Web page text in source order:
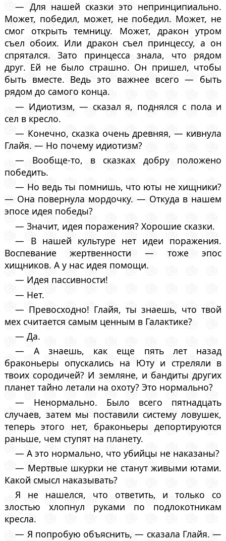
— Для нашей сказки это непринципиально.
Может, победил, может, не победил. Может, не
смог открыть темницу. Может, дракон утром
съел обоих. Или дракон съел принцессу, а он
спрятался. Зато принцесса знала, что рядом
друг. Ей не было страшно. Он пришел, чтобы
быть вместе. Ведь это важнее всего — быть
рядом до самого конца.
— Идиотизм, — сказал я, поднялся с пола и
сел в кресло.
— Конечно, сказка очень древняя, — кивнула
Глайя. — Но почему идиотизм?
— Вообще-то, в сказках добру положено
победить.
— Но ведь ты помнишь, что юты не хищники?
— Она повернула мордочку. — Откуда в нашем
эпосе идея победы?
— Значит, идея поражения? Хорошие сказки.
— В нашей культуре нет идеи поражения.
Воспевание жертвенности — тоже эпос
хищников. А у нас идея помощи.
— Идея пассивности!
— Нет.
— Превосходно! Глайя, ты знаешь, что твой
мех считается самым ценным в Галактике?
— Да.
— А знаешь, как еще пять лет назад
браконьеры опускались на Юту и стреляли в
твоих сородичей? И земляне, и бандиты других
планет тайно летали на охоту? Это нормально?
— Ненормально. Было всего пятнадцать
случаев, затем мы поставили систему ловушек,
теперь этого нет, браконьеры депортируются
раньше, чем ступят на планету.
— А это нормально, что убийцы не наказаны?
— Мертвые шкурки не станут живыми ютами.
Какой смысл наказывать?
Я не нашелся, что ответить, и только со
злостью хлопнул руками по подлокотникам
кресла.
— Я попробую объяснить, — сказала Глайя. —